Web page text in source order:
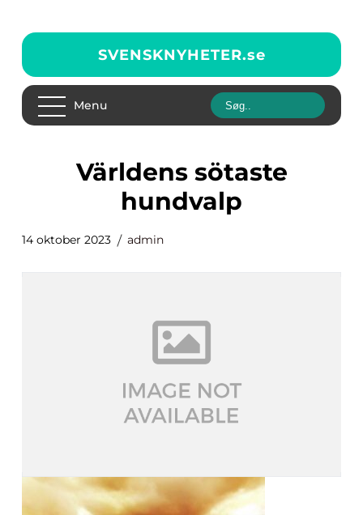
SVENSKNYHETER.se
Menu
världens sötaste
hundvalp
14 oktober 2023 admin